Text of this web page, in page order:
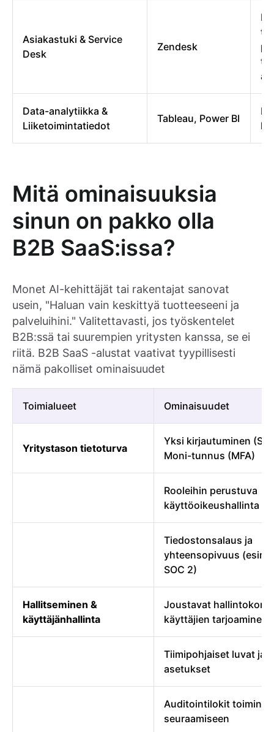
Asiakastuki & Service
Desk
Zendesk
Data-analytiikka &
Liiketoimintatiedot
Tableau, Power BI
Mitä ominaisuuksia
sinun on pakko olla
B2B SaaS:issa?
Monet AI-kehittäjät tai rakentajat sanovat
usein, "Haluan vain keskittyä tuotteeseeni ja
palveluihini." Valitettavasti, jos työskentelet
B2B:ssä tai suurempien yritysten kanssa, se ei
riitä. B2B SaaS -alustat vaativat tyypillisesti
nämä pakolliset ominaisuudet
Toimialueet Ominaisuudet
Yritystason tietoturva
Yksi kirjautuminen
Moni-tunnus (MFA)
Rooleihin perustuva
käyttöoikeushallinta
Tiedostonsalaus ja
yhteensopivuus (esim.
SOC 2)
Hallitseminen &
käyttäjänhallinta
Joustavat
käyttäjien tarjoaminen
Tiimipohjaiset luvat ja
asetukset
Auditointilokit
seuraamiseen